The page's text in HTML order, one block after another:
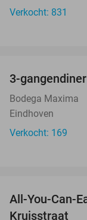
Verkocht: 831
3-
Bodega Maxima
Eindhoven
Verkocht: 169
All-You-Can-
Kruisstraat